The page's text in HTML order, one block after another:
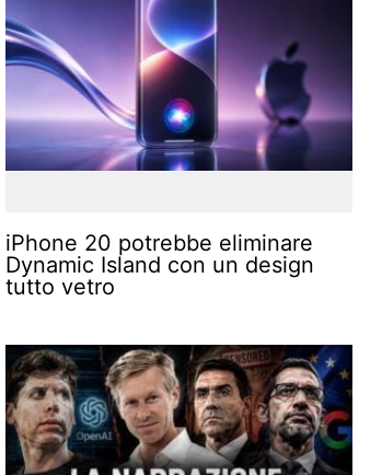
iPhone 20 potrebbe eliminare
Dynamic Island con un design
tutto vetro